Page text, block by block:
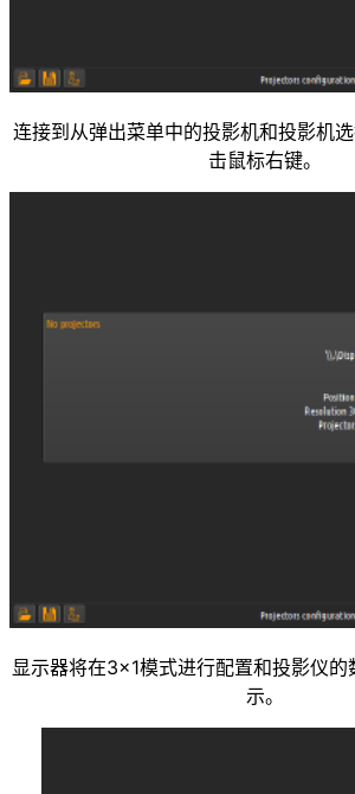
连接到从弹出菜单中的投影机和投影机
击鼠标右键。
显示器将在3×1模式进行配置和投影仪的
示。